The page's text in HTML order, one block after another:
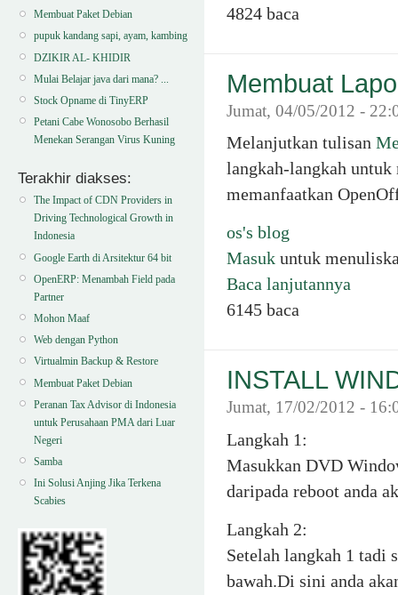
Membuat Paket Debian
pupuk kandang sapi, ayam, kambing
DZIKIR AL- KHIDIR
Mulai Belajar java dari mana? ...
Stock Opname di TinyERP
Petani Cabe Wonosobo Berhasil
Menekan Serangan Virus Kuning
Terakhir diakses:
The Impact of CDN Providers in
Driving Technological Growth in
Indonesia
Google Earth di Arsitektur 64 bit
OpenERP: Menambah Field pada
Partner
Mohon Maaf
Web dengan Python
Virtualmin Backup & Restore
Membuat Paket Debian
Peranan Tax Advisor di Indonesia
untuk Perusahaan PMA dari Luar
Negeri
Samba
Ini Solusi Anjing Jika Terkena
Scabies
4824 baca
Membuat
Jumat, 04/05/2012 -
Melanjutkan tulisan
langkah-langkah untuk
memanfaatkan
os's blog
Masuk untuk
Baca lanjutannya
6145 baca
INSTALL
Jumat, 17/02/2012 -
Langkah 1:
Masukkan DVD
daripada reboot anda
Langkah 2:
Setelah langkah 1 tadi
bawah.Di sini anda